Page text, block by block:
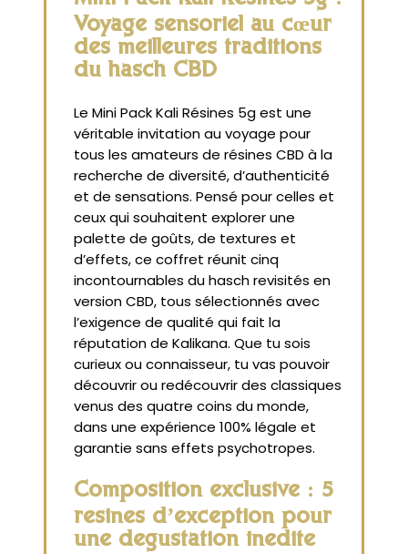
Voyage sensoriel au cœur
des meilleures traditions
du hasch CBD
Le Mini Pack Kali Résines 5g est une
véritable invitation au voyage pour
tous les amateurs de résines CBD à la
recherche de diversité, d’authenticité
et de sensations. Pensé pour celles et
ceux qui souhaitent explorer une
palette de goûts, de textures et
d’effets, ce coffret réunit cinq
incontournables du hasch revisités en
version CBD, tous sélectionnés avec
l’exigence de qualité qui fait la
réputation de Kalikana. Que tu sois
curieux ou connaisseur, tu vas pouvoir
découvrir ou redécouvrir des classiques
venus des quatre coins du monde,
dans une expérience 100% légale et
garantie sans effets psychotropes.
Composition exclusive : 5
résines d’exception pour
une dégustation inédite